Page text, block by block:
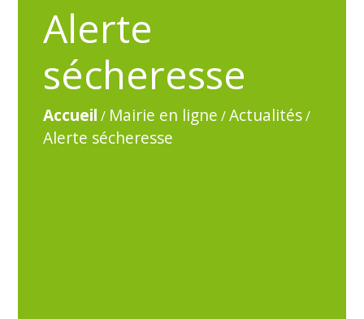
Alerte
sécheresse
Accueil / Mairie en ligne /Actualités/
Alerte sécheresse